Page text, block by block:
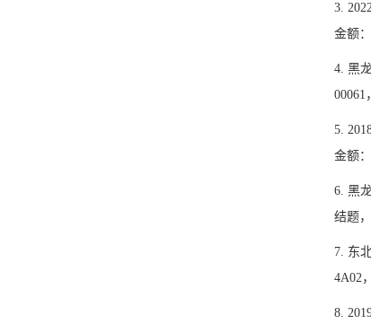
3.
金额：
4. 黑
00061
5.
金额：
6. 黑
结题
7. 东
4A02
8.